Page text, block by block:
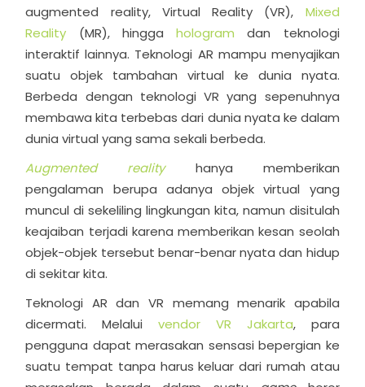
augmented reality, Virtual Reality (VR), Mixed
Reality (MR), hinggahologram dan teknologi
interaktif lainnya. Teknologi AR mampu menyajikan
suatu objek tambahan virtual ke dunia nyata.
Berbeda dengan teknologi VR yang sepenuhnya
membawa kita terbebas dari dunia nyata ke dalam
dunia virtual yang sama sekali berbeda.
Augmented realityhanya memberikan
pengalaman berupa adanya objek virtual yang
muncul di sekeliling lingkungan kita, namun disitulah
keajaiban terjadi karena memberikan kesan seolah
objek-objek tersebut benar-benar nyata dan hidup
di sekitar kita.
Teknologi AR dan VR memang menarik apabila
dicermati. Melaluivendor VR Jakarta, para
pengguna dapat merasakan sensasi bepergian ke
suatu tempat tanpa harus keluar dari rumah atau